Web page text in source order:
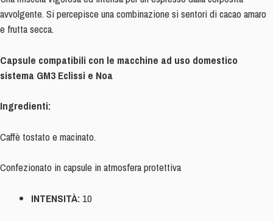
compatibili
Delizio®
avvolgente. Si percepisce una combinazione si sentori di cacao amaro
e frutta secca.
Capsule compatibili con le macchine ad uso domestico
sistema GM3 Eclissi e Noa
Ingredienti:
Caffè tostato e macinato.
Confezionato in capsule in atmosfera protettiva
INTENSITÀ: 10